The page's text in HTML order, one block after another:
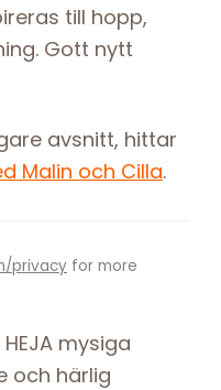
till hopp,
Gott nytt
avsnitt, hittar
Malin och Cilla.
privacy for more
mysiga
och härlig